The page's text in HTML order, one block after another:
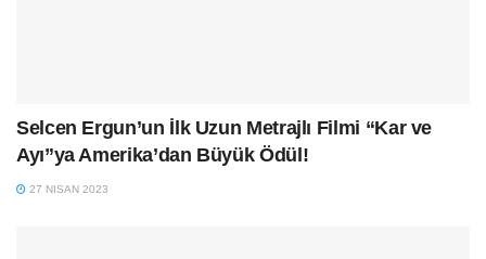
Selcen Ergun’un İlk Uzun Metrajlı Filmi “Kar ve
Ayı”ya Amerika’dan Büyük Ödül!
27 NISAN 2023